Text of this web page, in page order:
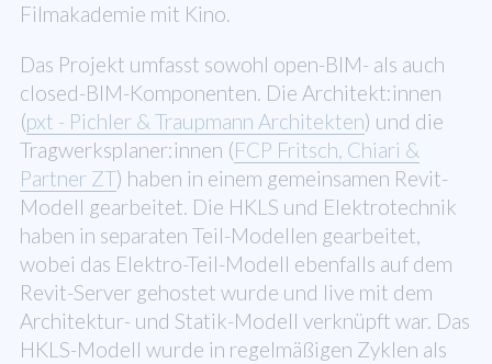
Filmakademie mit Kino.
Das Projekt umfasst sowohl open-BIM- als auch
closed-BIM-Komponenten. Die Architekt:innen
(pxt - Pichler & Traupmann Architekten) und die
Tragwerksplaner:innen (FCP Fritsch, Chiari &
Partner ZT) haben in einem gemeinsamen Revit-
Modell gearbeitet. Die HKLS und Elektrotechnik
haben in separaten Teil-Modellen gearbeitet,
wobei das Elektro-Teil-Modell ebenfalls auf dem
Revit-Server gehostet wurde und live mit dem
Architektur- und Statik-Modell verknüpft war. Das
HKLS-Modell wurde in regelmäßigen Zyklen als